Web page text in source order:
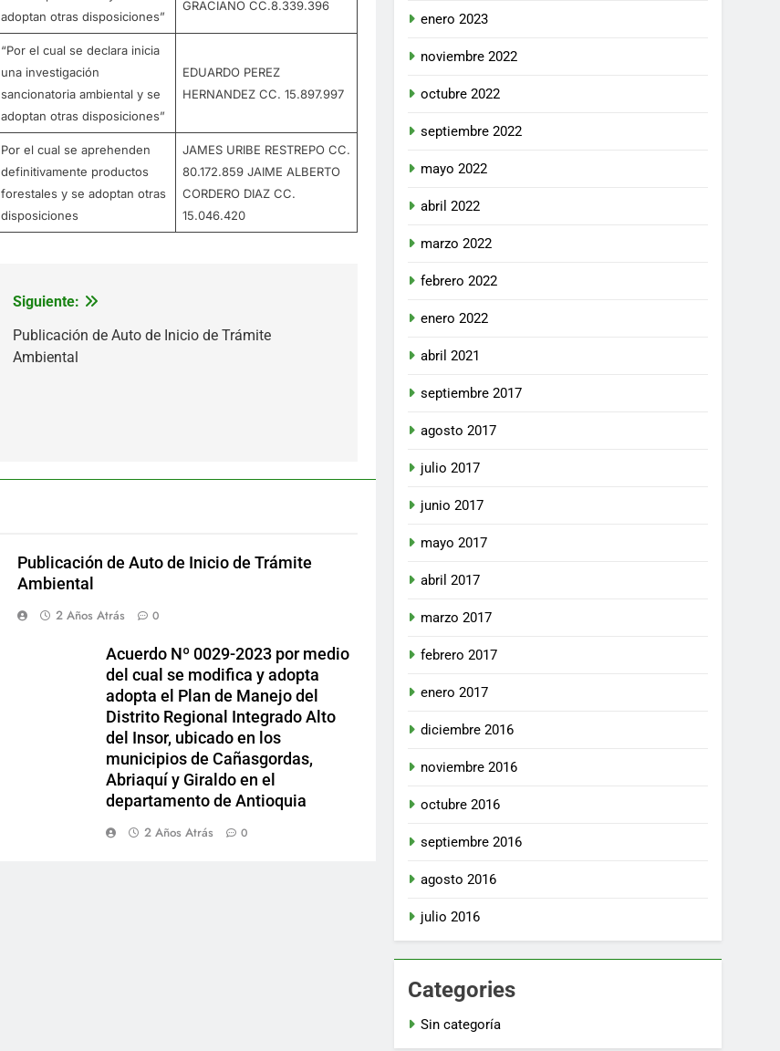
adoptan otras disposiciones”
GRACIANO CC.8.339.396
“Por el cual se declara inicia
una investigación
sancionatoria ambiental y se
adoptan otras disposiciones”
EDUARDO PEREZ
HERNANDEZ CC. 15.897.997
Por el cual se aprehenden
definitivamente productos
forestales y se adoptan otras
disposiciones
JAMES URIBE RESTREPO CC.
80.172.859 JAIME ALBERTO
CORDERO DIAZ CC.
15.046.420
Siguiente:
Publicación de Auto de Inicio de Trámite
Ambiental
Publicación de Auto de Inicio de Trámite
Ambiental
2 Años Atrás 0
Acuerdo Nº 0029-2023 por medio
del cual se modifica y adopta
adopta el Plan de Manejo del
Distrito Regional Integrado Alto
del Insor, ubicado en los
municipios de Cañasgordas,
Abriaquí y Giraldo en el
departamento de Antioquia
2 Años Atrás 0
enero 2023
noviembre 2022
octubre 2022
septiembre 2022
mayo 2022
abril 2022
marzo 2022
febrero 2022
enero 2022
abril 2021
septiembre 2017
agosto 2017
julio 2017
junio 2017
mayo 2017
abril 2017
marzo 2017
febrero 2017
enero 2017
diciembre 2016
noviembre 2016
octubre 2016
septiembre 2016
agosto 2016
julio 2016
Categories
Sin categoría